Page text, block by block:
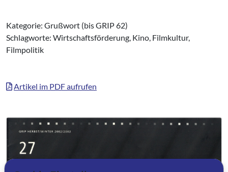
Kategorie: Grußwort (bis GRIP 62)
Schlagworte: Wirtschaftsförderung, Kino, Filmkultur,
Filmpolitik
Artikel im PDF aufrufen